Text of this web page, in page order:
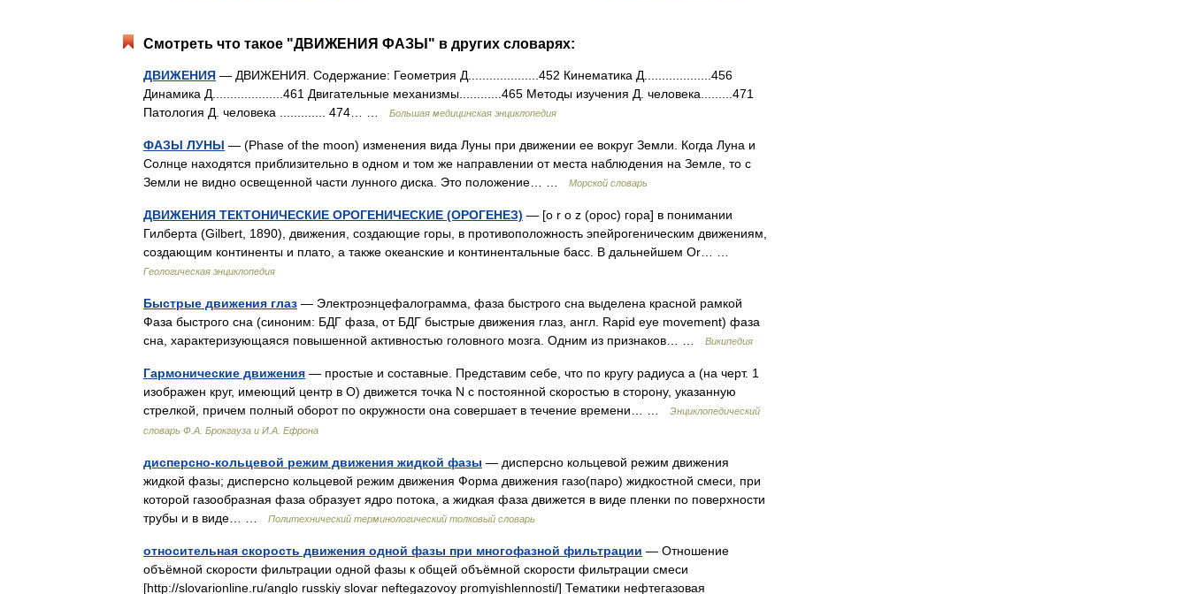
Смотреть что такое "ДВИЖЕНИЯ ФАЗЫ" в других словарях:
ДВИЖЕНИЯ — ДВИЖЕНИЯ. Содержание: Геометрия Д....................452 Кинематика Д...................456
Динамика Д....................461 Двигательные механизмы............465 Методы изучения Д. человека.........471
Патология Д. человека ............. 474… …
Большая медицинская энциклопедия
ФАЗЫ ЛУНЫ — (Phase of the moon) изменения вида Луны при движении ее вокруг Земли. Когда Луна и
Солнце находятся приблизительно в одном и том же направлении от места наблюдения на Земле, то с
Земли не видно освещенной части лунного диска. Это положение… …
Морской словарь
ДВИЖЕНИЯ ТЕКТОНИЧЕСКИЕ ОРОГЕНИЧЕСКИЕ (ОРОГЕНЕЗ) — [o r o z (орос) гора] в понимании
Гилберта (Gilbert, 1890), движения, создающие горы, в противоположность эпейрогеническим движениям,
создающим континенты и плато, а также океанские и континентальные басс. В дальнейшем Or… …
Геологическая энциклопедия
Быстрые движения глаз — Электроэнцефалограмма, фаза быстрого сна выделена красной рамкой
Фаза быстрого сна (синоним: БДГ фаза, от БДГ быстрые движения глаз, англ. Rapid eye movement) фаза
сна, характеризующаяся повышенной активностью головного мозга. Одним из признаков… …
Википедия
Гармонические движения — простые и составные. Представим себе, что по кругу радиуса а (на черт. 1
изображен круг, имеющий центр в О) движется точка N с постоянной скоростью в сторону, указанную
стрелкой, причем полный оборот по окружности она совершает в течение времени… …
Энциклопедический
словарь Ф.А. Брокгауза и И.А. Ефрона
дисперсно-кольцевой режим движения жидкой фазы — дисперсно кольцевой режим движения
жидкой фазы; дисперсно кольцевой режим движения Форма движения газо(паро) жидкостной смеси, при
которой газообразная фаза образует ядро потока, а жидкая фаза движется в виде пленки по поверхности
трубы и в виде… …
Политехнический терминологический толковый словарь
относительная скорость движения одной фазы при многофазной фильтрации — Отношение
объёмной скорости фильтрации одной фазы к общей объёмной скорости фильтрации смеси
[http://slovarionline.ru/anglo russkiy slovar neftegazovoy promyishlennosti/] Тематики нефтегазовая